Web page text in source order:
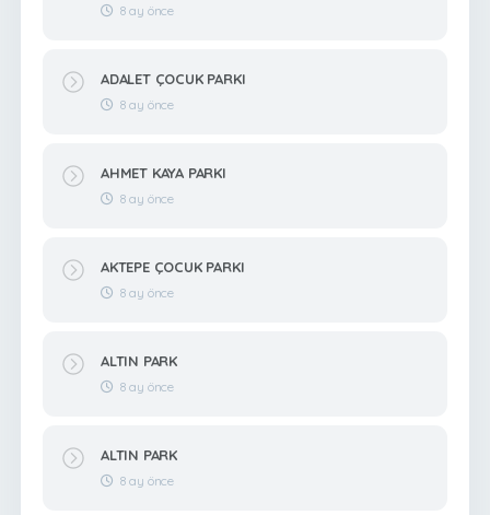
8 ay önce
ADALET ÇOCUK PARKI
8 ay önce
AHMET KAYA PARKI
8 ay önce
AKTEPE ÇOCUK PARKI
8 ay önce
ALTIN PARK
8 ay önce
ALTIN PARK
8 ay önce